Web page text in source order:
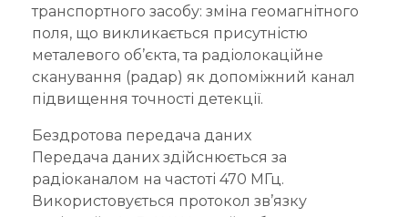
транспортного засобу: зміна геомагнітного
поля, що викликається присутністю
металевого об’єкта, та радіолокаційне
сканування (радар) як допоміжний канал
підвищення точності детекції.
Бездротова передача даних
Передача даних здійснюється за
радіоканалом на частоті 470 МГц.
Використовується протокол зв’язку